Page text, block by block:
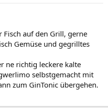
auf den Grill, gerne
Gemüse und gegrilltes
ne richtig leckere kalte
selbstgemacht mit
zum GinTonic übergehen.